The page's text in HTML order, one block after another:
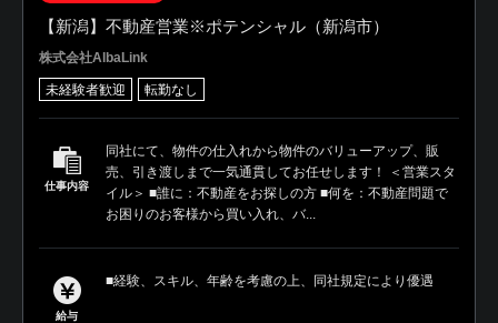
【新潟】不動産営業※ポテンシャル（新潟市）
株式会社AlbaLink
未経験者歓迎 転勤なし
仕事内容
同社にて、物件の仕入れから物件のバリューアップ、販
売、引き渡しまで一気通貫してお任せします！ ＜営業スタ
イル＞ ■誰に：不動産をお探しの方 ■何を：不動産問題で
お困りのお客様から買い入れ、バ...
給与
■経験、スキル、年齢を考慮の上、同社規定により優遇